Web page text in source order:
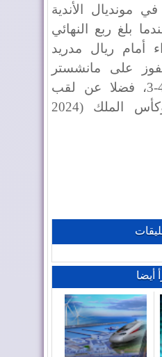
مونديال الأندية
بلغ ربع النهائي
أمام ريال مدريد
على مانشستر
سيتي الانكليزي 4-3، فضلا عن لقب
الدوري (2024) وكأس الملك (2024
أيضا